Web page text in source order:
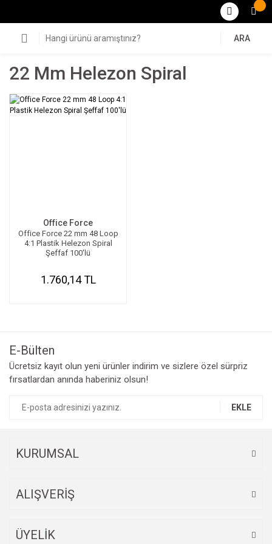
ARA
22 Mm Helezon Spiral
Office Force
Office Force 22 mm 48 Loop
4:1 Plastik Helezon Spiral
Şeffaf 100'lü
1.760,14 TL
E-Bülten
Ücretsiz kayıt olun yeni ürünler indirim ve sizlere özel sürpriz
fırsatlardan anında haberiniz olsun!
EKLE
KURUMSAL
ALIŞVERİŞ
ÜYELİK